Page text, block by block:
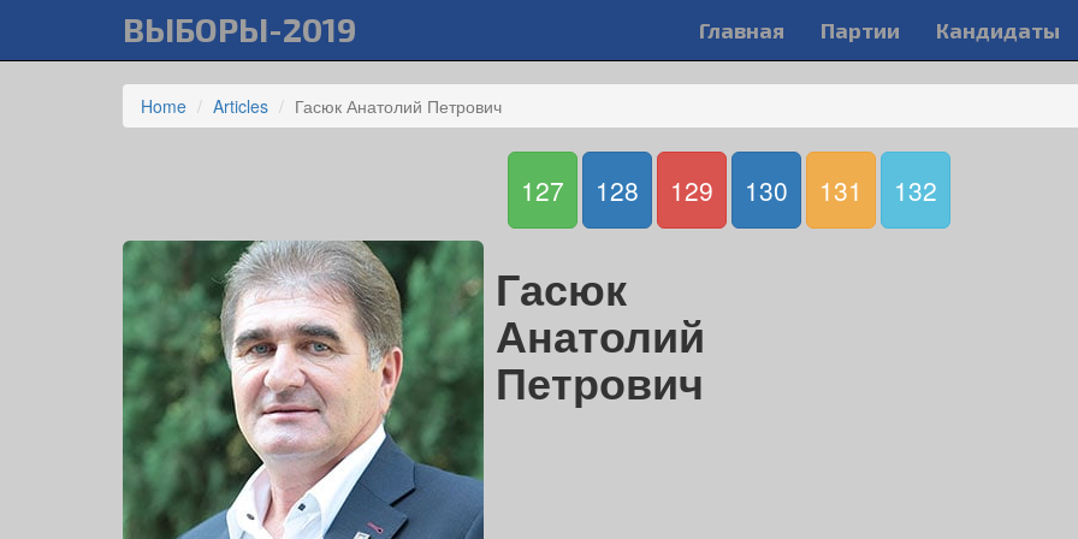
ВЫБОРЫ-2019 Главная Партии Кандидаты
Home Articles Гасюк Анатолий Петрович
127 128 129 130 131 132
Гасюк
Анатолий
Петрович